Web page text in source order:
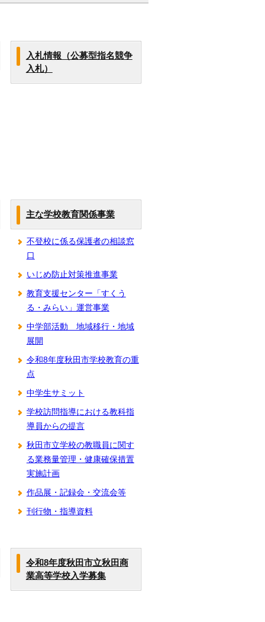
入札情報（公募型指名競争
入札）
主な学校教育関係事業
不登校に係る保護者の相談窓
口
いじめ防止対策推進事業
教育支援センター「すくう
る・みらい」運営事業
中学部活動 地域移行・地域
展開
令和8年度秋田市学校教育の重
点
中学生サミット
学校訪問指導における教科指
導員からの提言
秋田市立学校の教職員に関す
る業務量管理・健康確保措置
実施計画
作品展・記録会・交流会等
刊行物・指導資料
令和8年度秋田市立秋田商
業高等学校入学募集